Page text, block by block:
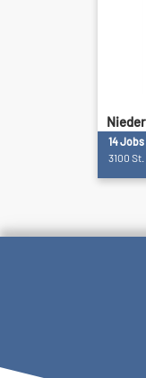
14 Jobs
3100